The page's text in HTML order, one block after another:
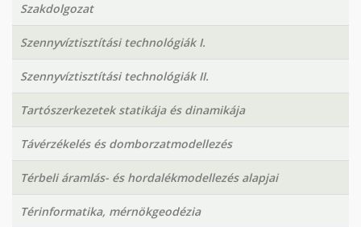
Szakdolgozat
Szennyvíztisztítási technológiák I.
Szennyvíztisztítási technológiák II.
Tartószerkezetek statikája és dinamikája
Távérzékelés és domborzatmodellezés
Térbeli áramlás- és hordalékmodellezés alapjai
Térinformatika, mérnökgeodézia